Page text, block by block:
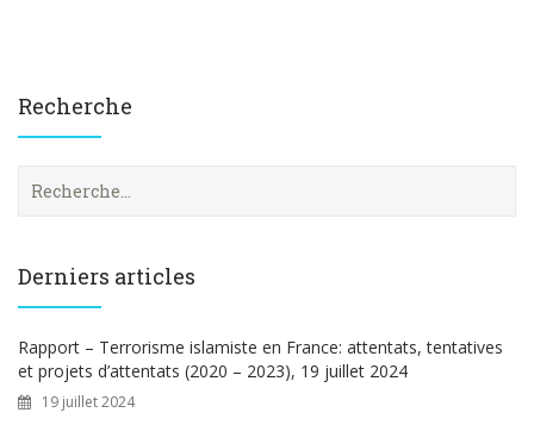
Recherche
e
h
e
r
Derniers articles
Rapport – Terrorisme islamiste en France: attentats, tentatives
et projets d’attentats (2020 – 2023), 19 juillet 2024
19 juillet 2024